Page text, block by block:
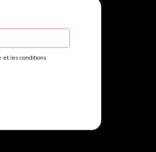
et les conditions